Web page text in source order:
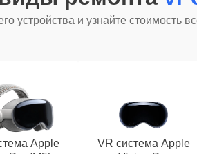
устройства и узнайте стоимость
Apple
VR система Apple